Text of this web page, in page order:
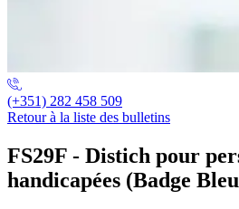
(+351) 282 458 509
Retour à la liste des bulletins
FS29F - Distich pour
handicapées (Badge